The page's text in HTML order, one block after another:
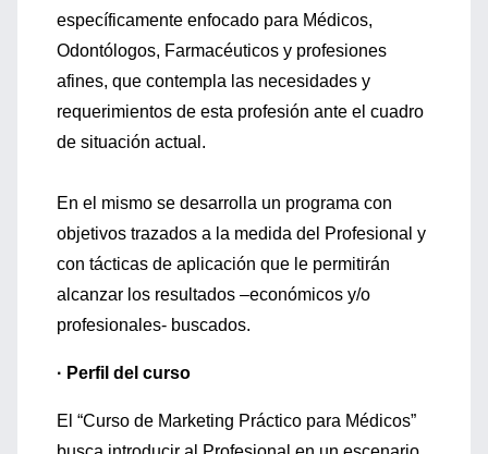
específicamente enfocado para Médicos,
Odontólogos, Farmacéuticos y profesiones
afines, que contempla las necesidades y
requerimientos de esta profesión ante el cuadro
de situación actual.
En el mismo se desarrolla un programa con
objetivos trazados a la medida del Profesional y
con tácticas de aplicación que le permitirán
alcanzar los resultados –económicos y/o
profesionales- buscados.
· Perfil del curso
El “Curso de Marketing Práctico para Médicos”